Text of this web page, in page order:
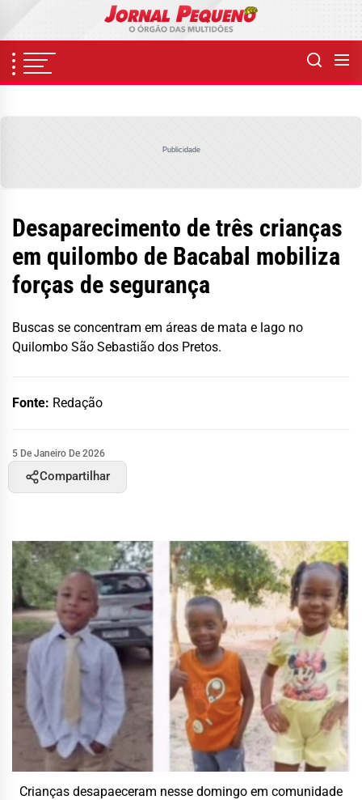
content
Publicidade
Desaparecimento de três crianças
em quilombo de Bacabal mobiliza
forças de segurança
Buscas se concentram em áreas de mata e lago no
Quilombo São Sebastião dos Pretos.
Fonte: Redação
5 De Janeiro De 2026
Compartilhar
Crianças desapaeceram nesse domingo em comunidade